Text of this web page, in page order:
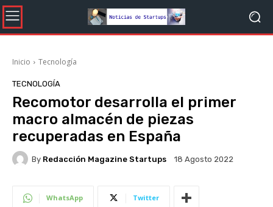
Inicio Tecnología
TECNOLOGÍA
Recomotor desarrolla el primer
macro almacén de piezas
recuperadas en España
By Redacción Magazine Startups 18 Agosto 2022
WhatsApp Twitter